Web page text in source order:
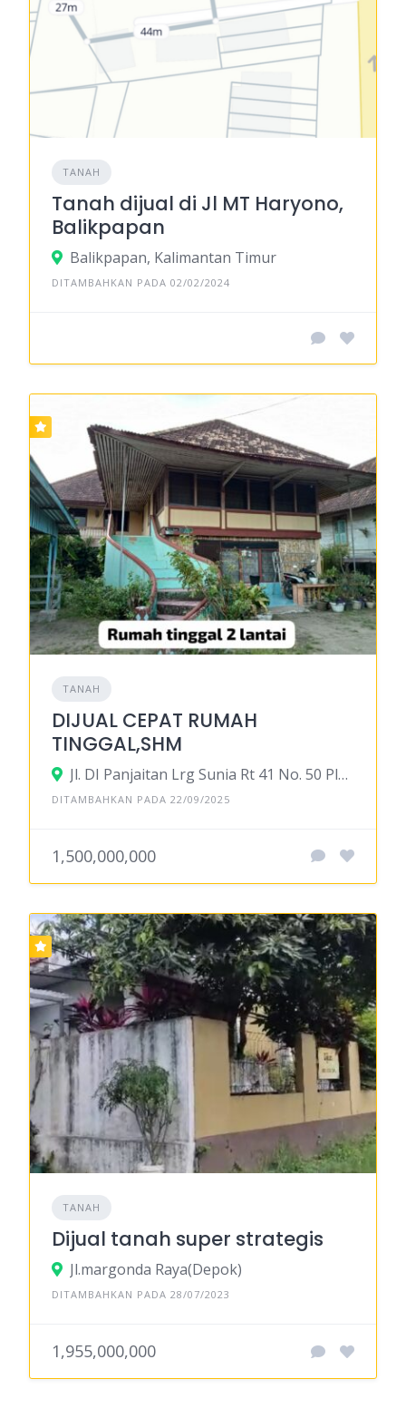
TANAH
Tanah dijual di Jl MT Haryono,
Balikpapan
Balikpapan, Kalimantan Timur
DITAMBAHKAN PADA 02/02/2024
TANAH
DIJUAL CEPAT RUMAH
TINGGAL,SHM
Jl. DI Panjaitan Lrg Sunia Rt 41 No. 50 Plaju Ulu Palembang 30266
DITAMBAHKAN PADA 22/09/2025
1,500,000,000
TANAH
Dijual tanah super strategis
Jl.margonda Raya(Depok)
DITAMBAHKAN PADA 28/07/2023
1,955,000,000